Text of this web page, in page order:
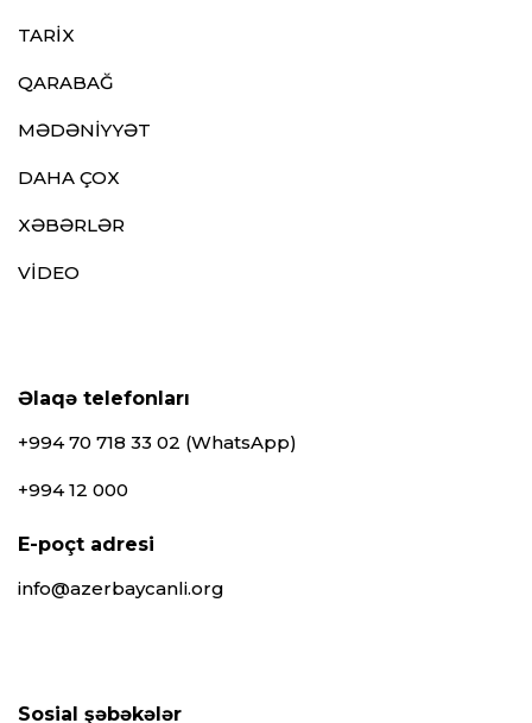
TARİX
QARABAĞ
MƏDƏNİYYƏT
DAHA ÇOX
XƏBƏRLƏR
VİDEO
Əlaqə telefonları
+994 70 718 33 02 (WhatsApp)
+994 12 000
E-poçt adresi
info@azerbaycanli.org
Sosial şəbəkələr